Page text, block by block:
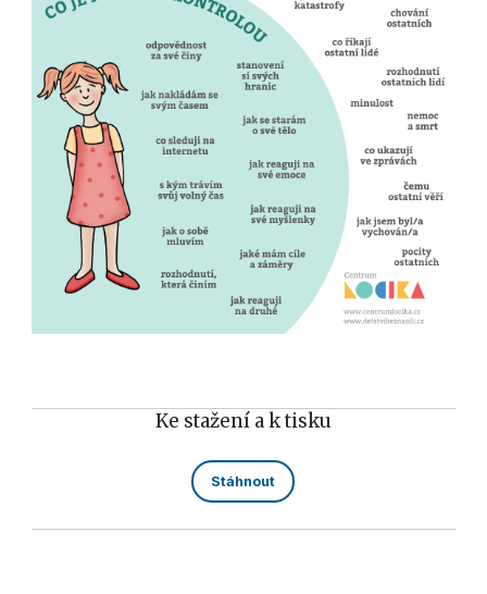
Ke stažení a k tisku
Stáhnout